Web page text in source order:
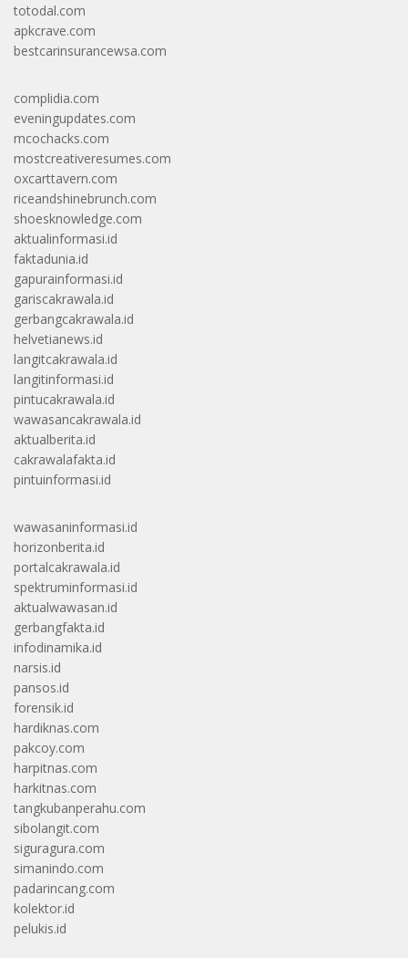
totodal.com
apkcrave.com
bestcarinsurancewsa.com
complidia.com
eveningupdates.com
mcochacks.com
mostcreativeresumes.com
oxcarttavern.com
riceandshinebrunch.com
shoesknowledge.com
aktualinformasi.id
faktadunia.id
gapurainformasi.id
gariscakrawala.id
gerbangcakrawala.id
helvetianews.id
langitcakrawala.id
langitinformasi.id
pintucakrawala.id
wawasancakrawala.id
aktualberita.id
cakrawalafakta.id
pintuinformasi.id
wawasaninformasi.id
horizonberita.id
portalcakrawala.id
spektruminformasi.id
aktualwawasan.id
gerbangfakta.id
infodinamika.id
narsis.id
pansos.id
forensik.id
hardiknas.com
pakcoy.com
harpitnas.com
harkitnas.com
tangkubanperahu.com
sibolangit.com
siguragura.com
simanindo.com
padarincang.com
kolektor.id
pelukis.id